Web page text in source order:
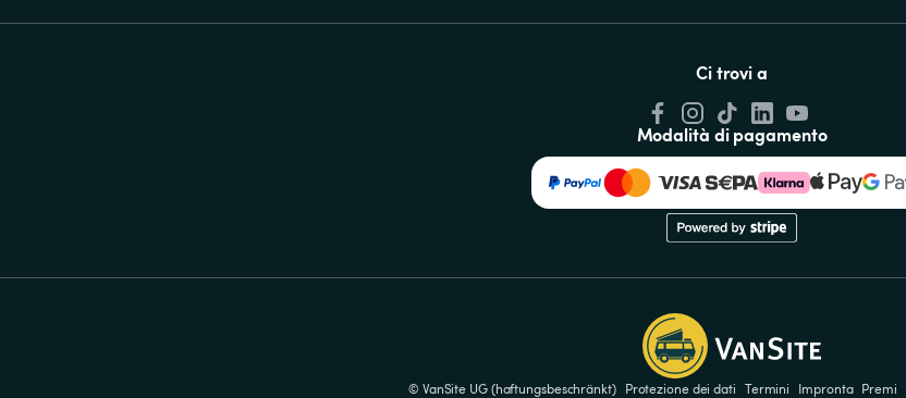
Ci trovi a
Modalità di pagamento
© VanSite UG (haftungsbeschränkt) Protezione dei dati Termini Impronta Premi